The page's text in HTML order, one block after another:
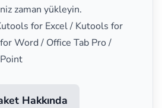
zaman yükleyin.
for Excel / Kutools for
Word / Office Tab Pro /
Hakkında